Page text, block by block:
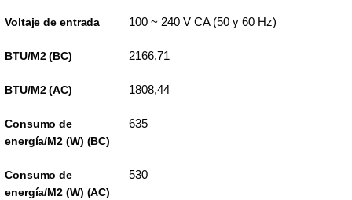
Voltaje de entrada 100 ~ 240 V CA (50 y 60 Hz)
BTU/M2 (BC) 2166,71
BTU/M2 (AC) 1808,44
Consumo de
energía/M2 (W) (BC)
635
Consumo de
energía/M2 (W) (AC)
530